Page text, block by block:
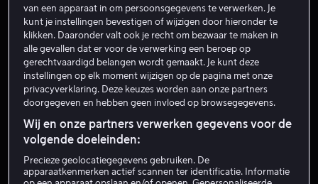
RZA
Acteur Stem Producer Regisseur Zelf
Gast
Uitvoerende producent
van een apparaat in om persoonsgegevens te verwerken. Je
kunt je instellingen bevestigen of wijzigen door hieronder te
klikken. Daaronder valt ook je recht om bezwaar te maken in
alle gevallen dat er voor de verwerking een beroep op
gerechtvaardigd belangen wordt gemaakt. Je kunt deze
instellingen op elk moment wijzigen op de pagina met onze
privacyverklaring. Deze keuzes worden aan onze partners
doorgegeven en hebben geen invloed op browsegegevens.
Wij en onze partners verwerken gegevens voor de
volgende doeleinden:
Precieze geolocatiegegevens gebruiken. De
apparaatkenmerken actief scannen ter identificatie. Informatie